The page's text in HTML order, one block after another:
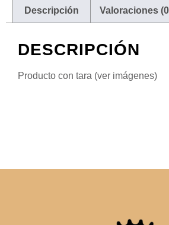
Descripción Valoraciones
DESCRIPCIÓN
Producto con tara (ver imágenes)